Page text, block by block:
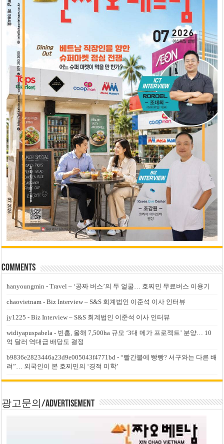
Comments
hanyoungmin -Travel – ‘공짜 버스’의 두 얼굴… 호찌민 무료버스 이용기
chaovietnam -Biz Interview – S&S 회계법인 이준석 이사 인터뷰
jy1225 -Biz Interview – S&S 회계법인 이준석 이사 인터뷰
widiyapuspabela - 빈홈, 올해 7,500ha 규모 ‘3대 메가 프로젝트’ 분양… 10
억 달러 역대급 배당도 결정
b9836e2823446a23d9e005043f4771bd -“빨간불에 빵빵? 서구와는 다른 배
려”… 외국인이 본 호찌민의 ‘경적 미학’
광고문의/Advertisement